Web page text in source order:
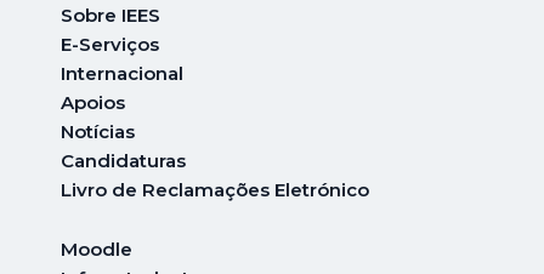
Sobre IEES
E-Serviços
Internacional
Apoios
Notícias
Candidaturas
Livro de Reclamações Eletrónico
Moodle